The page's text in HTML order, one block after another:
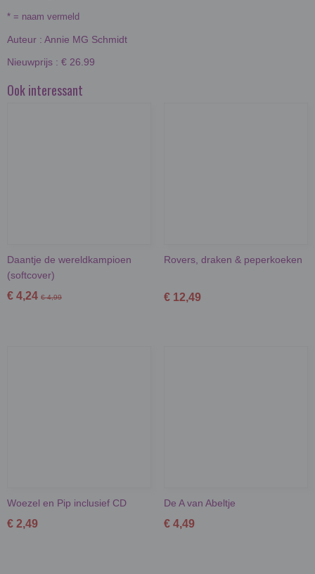
* = naam vermeld
Auteur : Annie MG Schmidt
Nieuwprijs : € 26.99
Ook interessant
Daantje de wereldkampioen
(softcover)
€ 4,24 € 4,99
Rovers, draken & peperkoeken
€ 12,49
Woezel en Pip inclusief CD
€ 2,49
De A van Abeltje
€ 4,49